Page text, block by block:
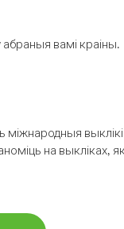
вамі краіны.
на выкліках,